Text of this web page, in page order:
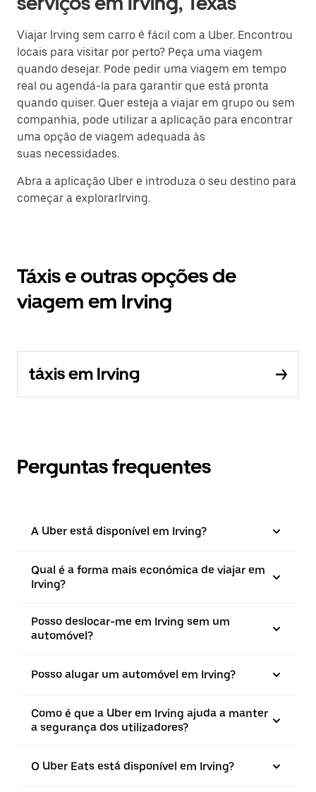
Viajar Irving sem carro é fácil com a Uber. Encontrou
locais para visitar por perto? Peça uma viagem
quando desejar. Pode pedir uma viagem em tempo
real ou agendá-la para garantir que está pronta
quando quiser. Quer esteja a viajar em grupo ou sem
companhia, pode utilizar a aplicação para encontrar
uma opção de viagem adequada às
suas necessidades.
Abra a aplicação Uber e introduza o seu destino para
começar a explorarIrving.
Táxis e outras opções de
viagem em Irving
táxis em Irving
Perguntas frequentes
A Uber está disponível em Irving?
Qual é a forma mais económica de viajar em
Irving?
Posso deslocar-me em Irving sem um
automóvel?
Posso alugar um automóvel em Irving?
Como é que a Uber em Irving ajuda a manter
a segurança dos utilizadores?
O Uber Eats está disponível em Irving?